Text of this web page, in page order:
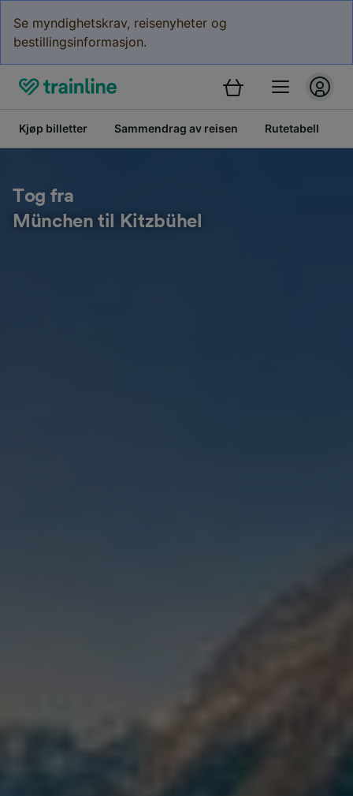
Se myndighetskrav, reisenyheter og
bestillingsinformasjon.
Kjøp billetter Sammendrag av reisen Rutetabell
Tog fra
München til Kitzbühel